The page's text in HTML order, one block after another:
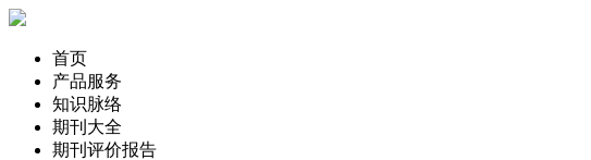
首页
产品服务
知识脉络
期刊大全
期刊评价报告